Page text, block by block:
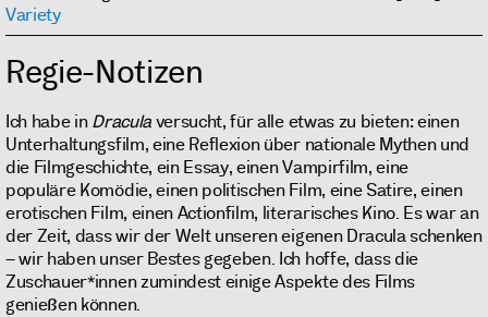
Variety
Regie-Notizen
Ich habe inDraculaversucht, für alle etwas zu bieten: einen
Unterhaltungsfilm, eine Reflexion über nationale Mythen und
die Filmgeschichte, ein Essay, einen Vampirfilm, eine
populäre Komödie, einen politischen Film, eine Satire, einen
erotischen Film, einen Actionfilm, literarisches Kino. Es war an
der Zeit, dass wir der Welt unseren eigenen Dracula schenken
– wir haben unser Bestes gegeben. Ich hoffe, dass die
Zuschauer*innen zumindest einige Aspekte des Films
genießen können.